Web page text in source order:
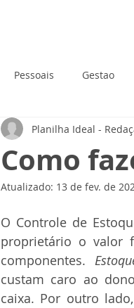
Pessoais Gestao
Como
Planilha Ideal -
Atualizado: 13 de fev. de
O Controle de
proprietário o valor
componentes.
custam caro ao
caixa. Por outro lado,